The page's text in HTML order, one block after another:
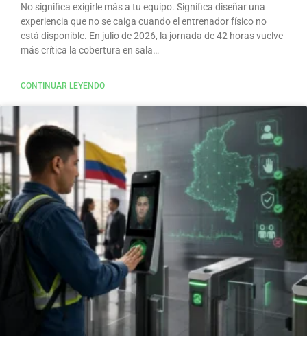
No significa exigirle más a tu equipo. Significa diseñar una
experiencia que no se caiga cuando el entrenador físico no
está disponible. En julio de 2026, la jornada de 42 horas vuelve
más crítica la cobertura en sala…
CONTINUAR LEYENDO